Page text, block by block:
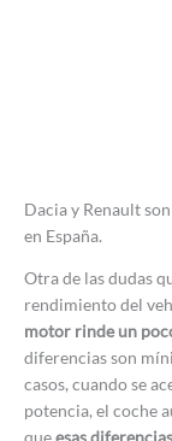
Dacia y Renault
en España.
Otra de las dudas
rendimiento del
motor rinde un
diferencias son
casos, cuando se
potencia, el coche